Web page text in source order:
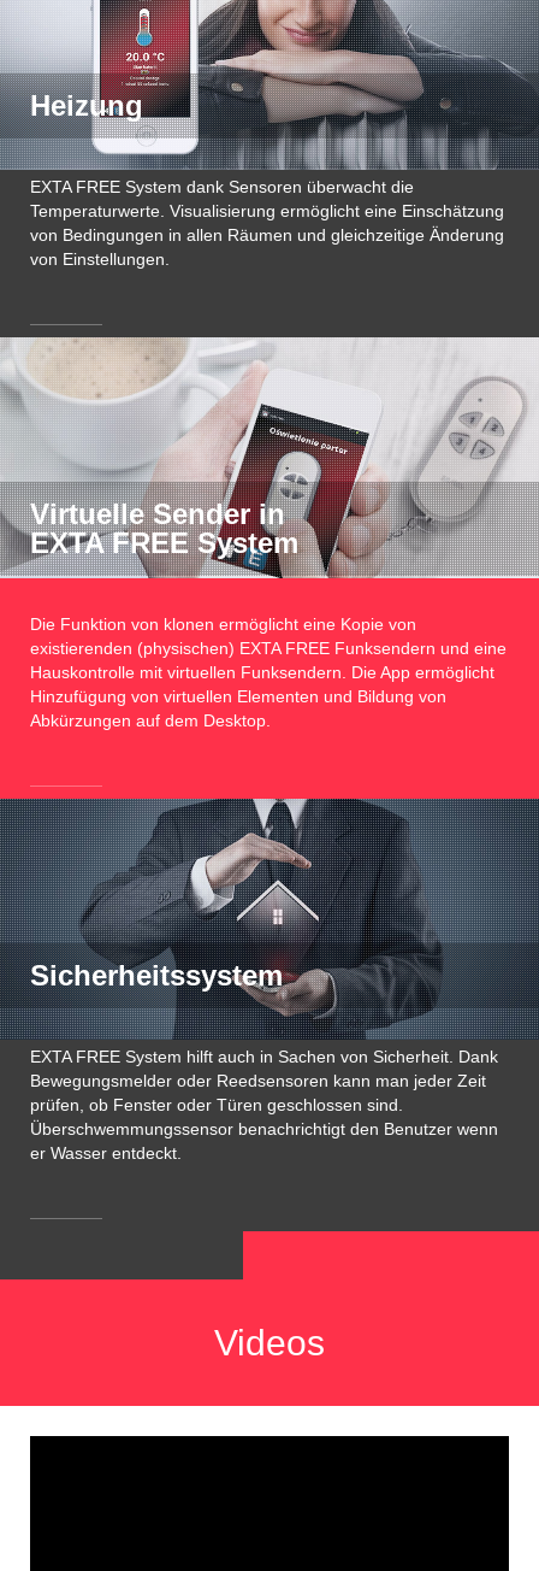
Heizung
EXTA FREE System dank Sensoren überwacht die
Temperaturwerte. Visualisierung ermöglicht eine Einschätzung
von Bedingungen in allen Räumen und gleichzeitige Änderung
von Einstellungen.
Virtuelle Sender in
EXTA FREE System
Die Funktion von klonen ermöglicht eine Kopie von
existierenden (physischen) EXTA FREE Funksendern und eine
Hauskontrolle mit virtuellen Funksendern. Die App ermöglicht
Hinzufügung von virtuellen Elementen und Bildung von
Abkürzungen auf dem Desktop.
Sicherheitssystem
EXTA FREE System hilft auch in Sachen von Sicherheit. Dank
Bewegungsmelder oder Reedsensoren kann man jeder Zeit
prüfen, ob Fenster oder Türen geschlossen sind.
Überschwemmungssensor benachrichtigt den Benutzer wenn
er Wasser entdeckt.
Videos